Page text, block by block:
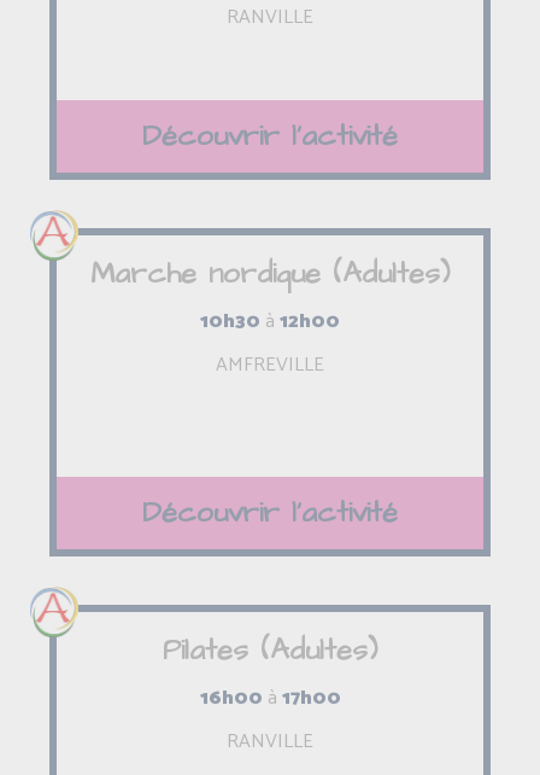
RANVILLE
Découvrir l'activité
Marche nordique (Adultes)
10h30 à12h00
AMFREVILLE
Découvrir l'activité
Pilates (Adultes)
16h00 à17h00
RANVILLE